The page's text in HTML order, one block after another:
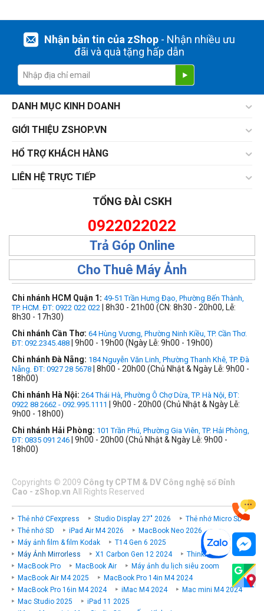
Nhận bản tin của zShop- Nhận nhiều ưu
đãi và quà tặng hấp dẫn
DANH MỤC KINH DOANH
GIỚI THIỆU ZSHOP.VN
HỔ TRỢ KHÁCH HÀNG
LIÊN HỆ TRỰC TIẾP
TỔNG ĐÀI CSKH
0922022022
Trả Góp Online
Cho Thuê Máy Ảnh
Chi nhánh HCM Quận 1: 49-51 Trần Hưng Đạo, Phường Bến Thành,
TP. HCM. ĐT: 0922 022 022 | 8h30 - 21h00 (CN: 8h30 - 20h00, Lễ:
8h30 - 17h30)
Chi nhánh Cần Thơ: 64 Hùng Vương, Phường Ninh Kiều, TP. Cần Thơ.
ĐT: 092.2345.488 | 9h00 - 19h00 (Ngày Lễ: 9h00 - 19h00)
Chi nhánh Đà Nẵng: 184 Nguyễn Văn Linh, Phường Thanh Khê, TP. Đà
Nẵng. ĐT: 0927 28 5678 | 8h00 - 20h00 (Chủ Nhật & Ngày Lễ: 9h00 -
18h00)
Chi nhánh Hà Nội: 264 Thái Hà, Phường Ô Chợ Dừa, TP. Hà Nội, ĐT:
0922 88 2662 - 092.995.1111
| 9h00 - 20h00 (Chủ Nhật & Ngày Lễ:
9h00 - 18h00)
Chi nhánh Hải Phòng: 101 Trần Phú, Phường Gia Viên, TP. Hải Phòng,
ĐT: 0835 091 246 | 9h00 - 20h00 (Chủ Nhật & Ngày Lễ: 9h00 -
18h00)
Copyrights © 2009 Công ty CPTM & DV Công nghệ số Đỉnh
Cao - zShop.vn All Rights Reserved
Thẻ nhớ CFexpress Studio Display 27" 2026
Thẻ nhớ Micro SD
Thẻ nhớ SD
iPad Air M4 2026
MacBook Neo 2026
Máy ảnh film & film Kodak
T14 Gen 6 2025
Máy Ảnh Mirrorless
X1 Carbon Gen 12 2024
ThinkPad P
MacBook Pro
MacBook Air
Máy ảnh du lịch siêu zoom
MacBook Air M4 2025
MacBook Pro 14in M4 2024
MacBook Pro 16in M4 2024
iMac M4 2024
Mac mini M4 2024
Mac Studio 2025
iPad 11 2025